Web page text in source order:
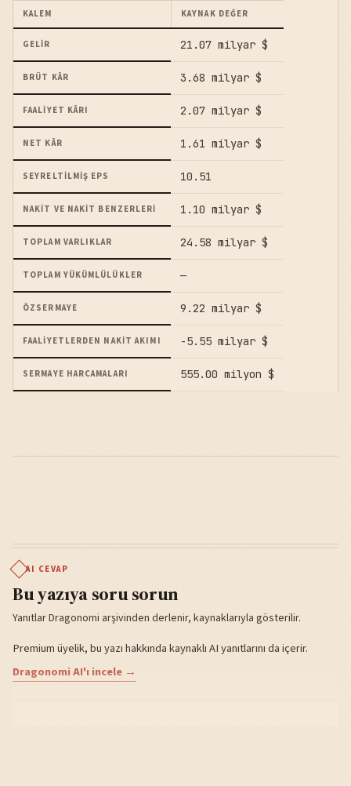
KALEM KAYNAK DEĞER
GELIR 21.07 milyar $
BRÜT KÂR 3.68 milyar $
FAALIYET KÂRI 2.07 milyar $
NET KÂR 1.61 milyar $
SEYRELTILMIŞ EPS 10.51
NAKIT VE NAKIT BENZERLERI 1.10 milyar $
TOPLAM VARLIKLAR 24.58 milyar $
TOPLAM YÜKÜMLÜLÜKLER —
ÖZSERMAYE 9.22 milyar $
FAALIYETLERDEN NAKIT AKIMI -5.55 milyar $
SERMAYE HARCAMALARI 555.00 milyon $
AI CEVAP
Bu yazıya soru sorun
Yanıtlar Dragonomi arşivinden derlenir, kaynaklarıyla gösterilir.
Premium üyelik, bu yazı hakkında kaynaklı AI yanıtlarını da içerir.
Dragonomi AI'ı incele →